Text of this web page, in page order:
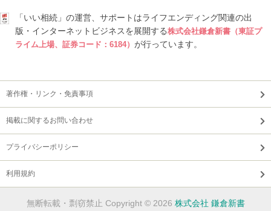
「いい相続」の運営、サポートはライフエンディング関連の出
版・インターネットビジネスを展開する株式会社鎌倉新書（東証プ
ライム上場、証券コード：6184） が行っています。
著作権・リンク・免責事項
掲載に関するお問い合わせ
プライバシーポリシー
利用規約
無断転載・剽窃禁止 Copyright © 2026 株式会社 鎌倉新書